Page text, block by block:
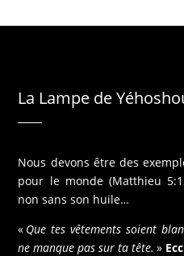
La Lampe de
Nous devons être des
pour le monde (Matthieu
non sans son huile…
« Que tes vêtements soient
ne manque pas sur ta tête. »